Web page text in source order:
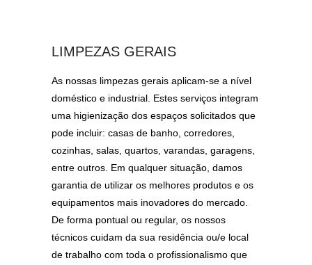
LIMPEZAS GERAIS
As nossas limpezas gerais aplicam-se a nível
doméstico e industrial. Estes serviços integram
uma higienização dos espaços solicitados que
pode incluir: casas de banho, corredores,
cozinhas, salas, quartos, varandas, garagens,
entre outros. Em qualquer situação, damos
garantia de utilizar os melhores produtos e os
equipamentos mais inovadores do mercado.
De forma pontual ou regular, os nossos
técnicos cuidam da sua residência ou/e local
de trabalho com toda o profissionalismo que